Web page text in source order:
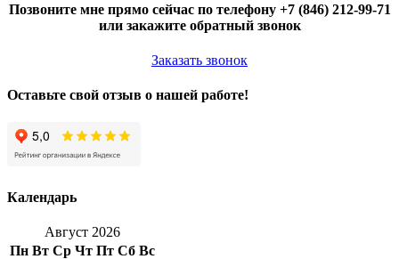
Позвоните мне прямо сейчас по телефону +7 (846) 212-99-71
или закажите обратный звонок
Заказать звонок
Оставьте свой отзыв о нашей работе!
Календарь
Август 2026
Пн Вт Ср Чт Пт Сб Вс